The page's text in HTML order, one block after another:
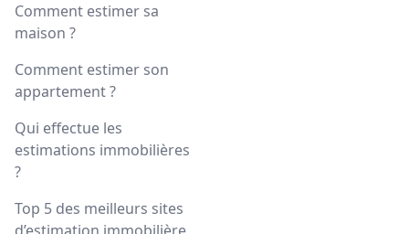
Comment estimer sa
maison ?
Comment estimer son
appartement ?
Qui effectue les
estimations immobilières
?
Top 5 des meilleurs sites